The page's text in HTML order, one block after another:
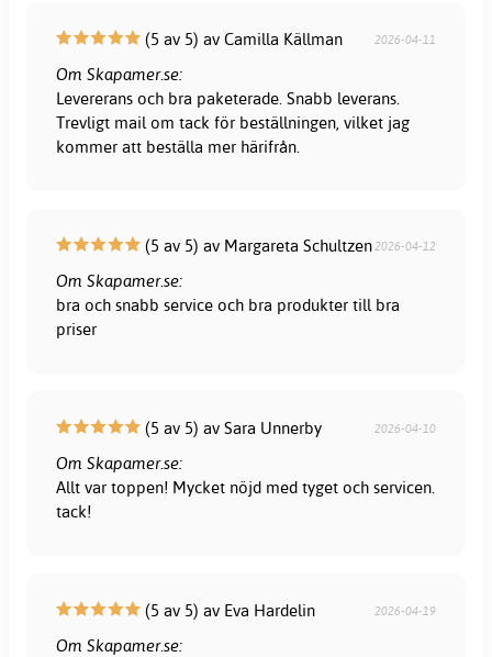
(5 av 5) av Camilla Källman 2026-04-11
Om Skapamer.se:
Levererans och bra paketerade. Snabb leverans.
Trevligt mail om tack för beställningen, vilket jag
kommer att beställa mer härifrån.
(5 av 5) av Margareta Schultzen2026-04-12
Om Skapamer.se:
bra och snabb service och bra produkter till bra
priser
(5 av 5) av Sara Unnerby 2026-04-10
Om Skapamer.se:
Allt var toppen! Mycket nöjd med tyget och servicen.
tack!
(5 av 5) av Eva Hardelin 2026-04-19
Om Skapamer.se: